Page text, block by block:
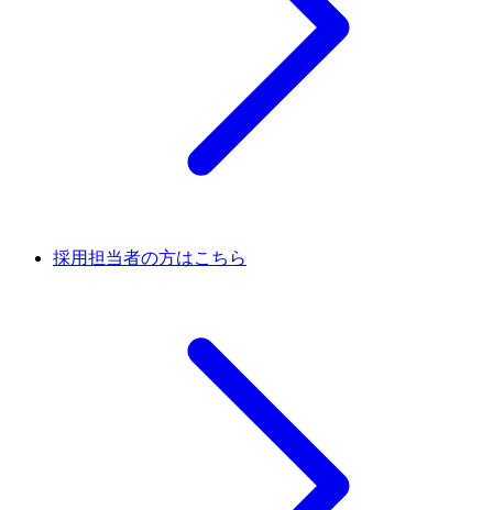
採用担当者の方はこちら